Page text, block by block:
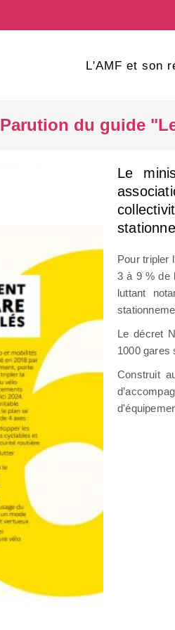
L'AMF et son
Parution du guide
Le
Pour tripler
3 à 9 % de
luttant
Le décret
1000 gares
Construit